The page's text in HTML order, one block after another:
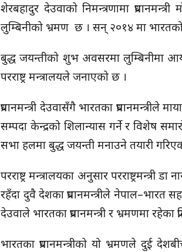
शेरबहादुर देउवाको निमन्त्रणामा
लुम्बिनीको भ्रमण छ । सन् २०१४ मा भारतको
बुद्ध जयन्तीको शुभ अवसरमा लुम्बिनीमा
परराष्ट्र मन्त्रालयले जनाएको छ ।
प्रधानमन्त्री देउवासँगै भारतका प्रधानमन्त्रीले
सम्पदा केन्द्रको शिलान्यास गर्ने र विशेष
सभा हलमा बुद्ध जयन्ती मनाउने तयारी
परराष्ट्र मन्त्रालयका अनुसार परराष्ट्रमन्त्री
रहँदा दुवै देशका प्रधानमन्त्रीले नेपाल–भारत
देउवाले भारतका प्रधानमन्त्री र भ्रमणमा
भारतका प्रधानमन्त्रीको यो भ्रमणले दुई